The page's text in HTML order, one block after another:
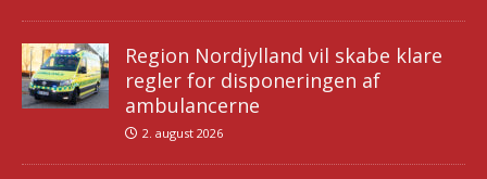
Region Nordjylland vil skabe klare
regler for disponeringen af
ambulancerne
2. august 2026